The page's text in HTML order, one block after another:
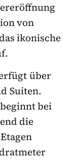
von
ikonische
über
Suiten.
bei
die